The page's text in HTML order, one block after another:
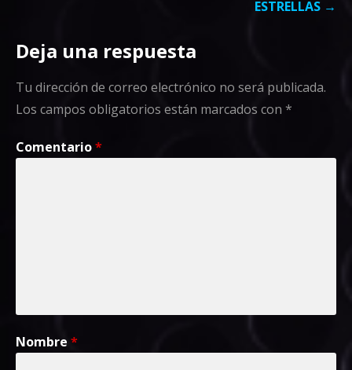
ESTRELLAS →
Deja una respuesta
Tu dirección de correo electrónico no será publicada.
Los campos obligatorios están marcados con *
Comentario*
Nombre *